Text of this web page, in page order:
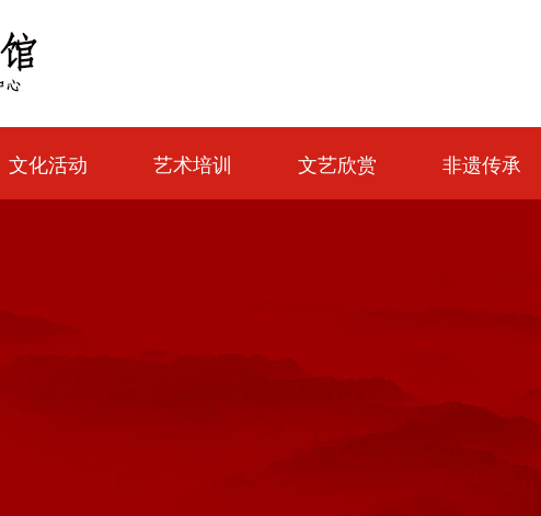
文化活动 艺术培训 文艺欣赏 非遗传承